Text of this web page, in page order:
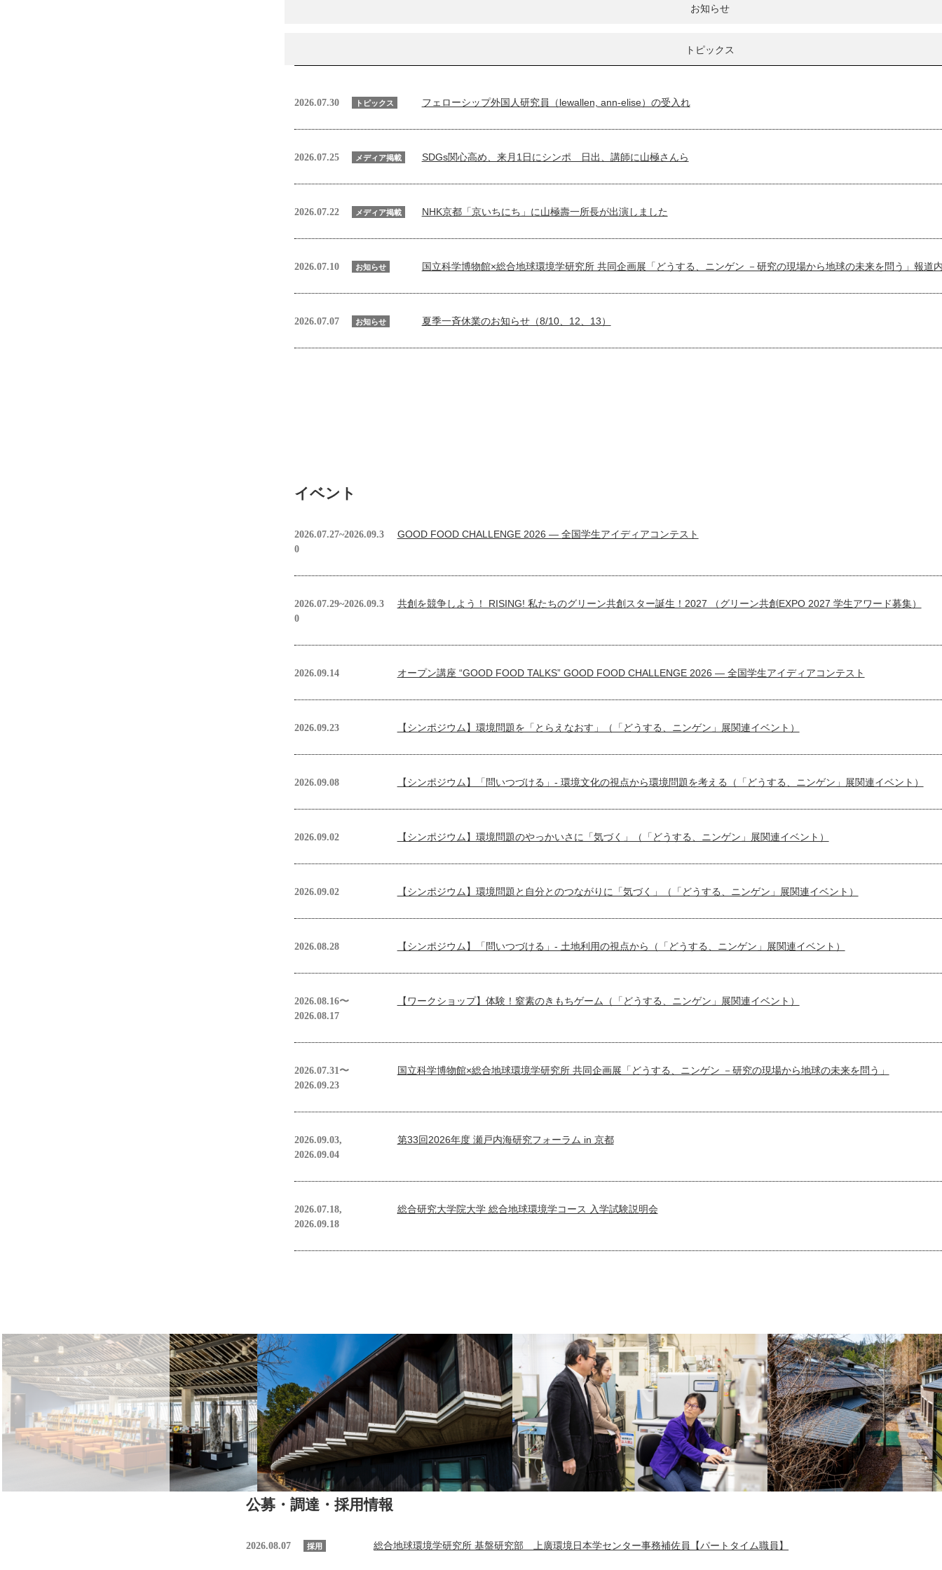
お知らせ
トピックス
2026.07.30 トピックス フェローシップ外国人研究員（lewallen, ann-elise）の受入れ
2026.07.25 メディア掲載 SDGs関心高め、来月1日にシンポ 日出、講師に山極さんら
2026.07.22 メディア掲載 NHK京都「京いちにち」に山極壽一所長が出演しました
2026.07.10 お知らせ 国立科学博物館×総合地球環境学研究所 共同企画展「どうする、ニンゲン －研究の現場から地球の未来を問う」報道
2026.07.07 お知らせ 夏季一斉休業のお知らせ（8/10、12、13）
イベント
2026.07.27~2026.09.3
0
GOOD FOOD CHALLENGE 2026 — 全国学生アイディアコンテスト
2026.07.29~2026.09.3
0
共創を競争しよう！ RISING! 私たちのグリーン共創スター誕生！2027 （グリーン共創EXPO 2027 学生アワード募集）
2026.09.14 オープン講座 “GOOD FOOD TALKS” GOOD FOOD CHALLENGE 2026 — 全国学生アイディアコンテスト
2026.09.23 【シンポジウム】環境問題を「とらえなおす」（「どうする、ニンゲン」展関連イベント）
2026.09.08 【シンポジウム】「問いつづける」- 環境文化の視点から環境問題を考える（「どうする、ニンゲン」展関連イベント）
2026.09.02 【シンポジウム】環境問題のやっかいさに「気づく」（「どうする、ニンゲン」展関連イベント）
2026.09.02 【シンポジウム】環境問題と自分とのつながりに「気づく」（「どうする、ニンゲン」展関連イベント）
2026.08.28 【シンポジウム】「問いつづける」- 土地利用の視点から（「どうする、ニンゲン」展関連イベント）
2026.08.16〜
2026.08.17
【ワークショップ】体験！窒素のきもちゲーム（「どうする、ニンゲン」展関連イベント）
2026.07.31〜
2026.09.23
国立科学博物館×総合地球環境学研究所 共同企画展「どうする、ニンゲン －研究の現場から地球の未来を問う」
2026.09.03,
2026.09.04
第33回2026年度 瀬戸内海研究フォーラム in 京都
2026.07.18,
2026.09.18
総合研究大学院大学 総合地球環境学コース 入学試験説明会
公募・調達・採用情報
2026.08.07 採用 総合地球環境学研究所 基盤研究部 上廣環境日本学センター事務補佐員【パートタイム職員】